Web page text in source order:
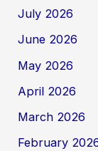
July 2026
June 2026
May 2026
April 2026
March 2026
February